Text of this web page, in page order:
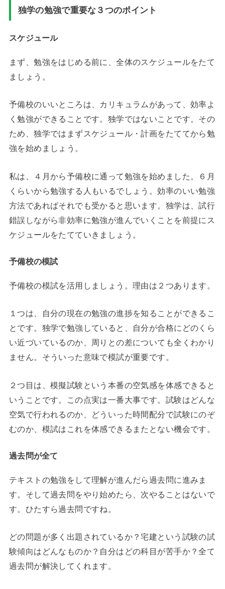
独学の勉強で重要な３つのポイント
スケジュール
まず、勉強をはじめる前に、全体のスケジュールをたて
ましょう。
予備校のいいところは、カリキュラムがあって、効率よ
く勉強ができることです。独学ではないことです。その
ため、独学ではまずスケジュール・計画をたててから勉
強を始めましょう。
私は、４月から予備校に通って勉強を始めました。６月
くらいから勉強する人もいるでしょう。効率のいい勉強
方法であればそれでも受かると思います。独学は、試行
錯誤しながら非効率に勉強が進んでいくことを前提にス
ケジュールをたてていきましょう。
予備校の模試
予備校の模試を活用しましょう。理由は２つあります。
１つは、自分の現在の勉強の進捗を知ることができるこ
とです。独学で勉強していると、自分が合格にどのくら
い近づいているのか、周りとの差についても全くわかり
ません。そういった意味で模試が重要です。
２つ目は、模擬試験という本番の空気感を体感できると
いうことです。この点実は一番大事です。試験はどんな
空気で行われるのか、どういった時間配分で試験にのぞ
むのか、模試はこれを体感できるまたとない機会です。
過去問が全て
テキストの勉強をして理解が進んだら過去問に進みま
す。そして過去問をやり始めたら、次やることはないで
す。ひたすら過去問ですね。
どの問題が多く出題されているか？宅建という試験の試
験傾向はどんなものか？自分はどの科目が苦手か？全て
過去問が解決してくれます。